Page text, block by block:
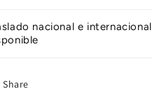
nacional e internacional
Share